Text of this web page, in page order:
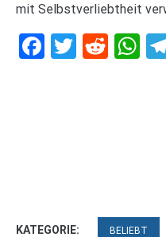
mit Selbstverliebtheit
Facebook
Twitter
KATEGORIE: BELIEBT